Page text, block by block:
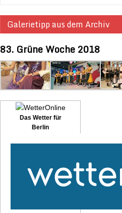
Galerietipp aus dem Archiv
83. Grüne Woche 2018
Das Wetter für
Berlin